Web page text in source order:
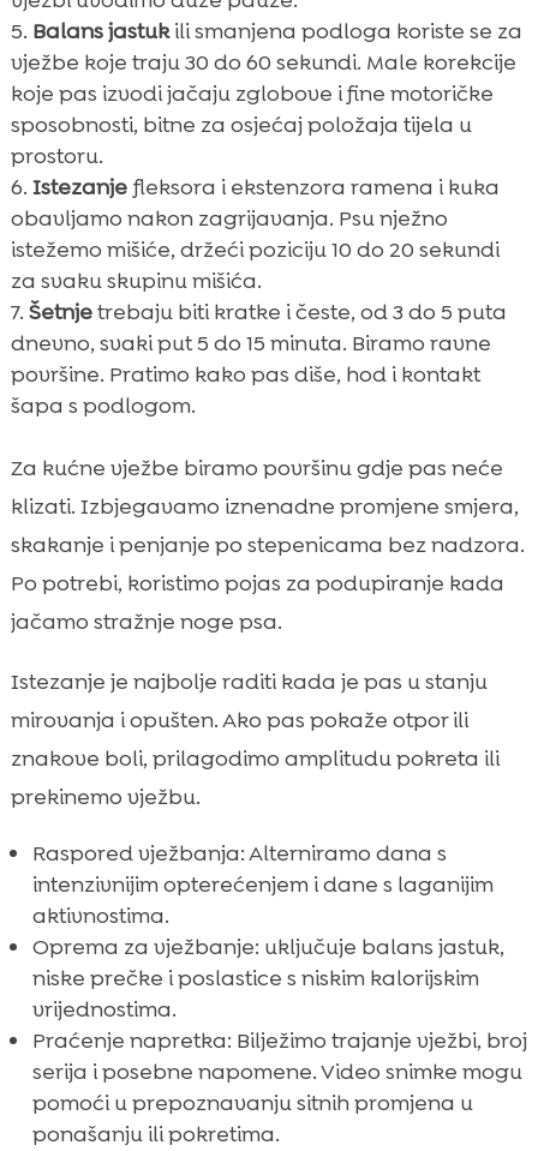
Balans jastukili smanjena podloga koriste se za
vježbe koje traju 30 do 60 sekundi. Male korekcije
koje pas izvodi jačaju zglobove i fine motoričke
sposobnosti, bitne za osjećaj položaja tijela u
prostoru.
Istezanjefleksora i ekstenzora ramena i kuka
obavljamo nakon zagrijavanja. Psu nježno
istežemo mišiće, držeći poziciju 10 do 20 sekundi
za svaku skupinu mišića.
Šetnjetrebaju biti kratke i česte, od 3 do 5 puta
dnevno, svaki put 5 do 15 minuta. Biramo ravne
površine. Pratimo kako pas diše, hod i kontakt
šapa s podlogom.
Za kućne vježbe biramo površinu gdje pas neće
klizati. Izbjegavamo iznenadne promjene smjera,
skakanje i penjanje po stepenicama bez nadzora.
Po potrebi, koristimo pojas za podupiranje kada
jačamo stražnje noge psa.
Istezanje je najbolje raditi kada je pas u stanju
mirovanja i opušten. Ako pas pokaže otpor ili
znakove boli, prilagodimo amplitudu pokreta ili
prekinemo vježbu.
Raspored vježbanja: Alterniramo dana s
intenzivnijim opterećenjem i dane s laganijim
aktivnostima.
Oprema za vježbanje: uključuje balans jastuk,
niske prečke i poslastice s niskim kalorijskim
vrijednostima.
Praćenje napretka: Bilježimo trajanje vježbi, broj
serija i posebne napomene. Video snimke mogu
pomoći u prepoznavanju sitnih promjena u
ponašanju ili pokretima.